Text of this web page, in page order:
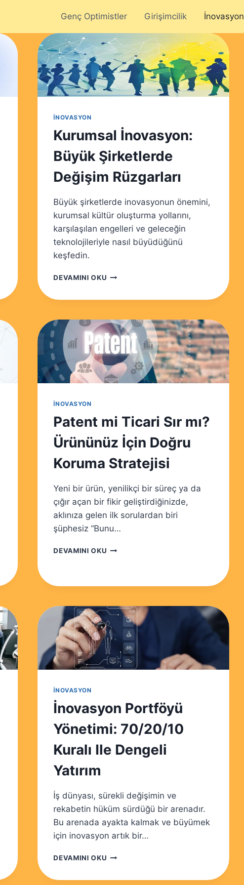
Genç Optimistler Girişimcilik İnovasyon
İNOVASYON
Kurumsal İnovasyon:
Büyük Şirketlerde
Değişim Rüzgarları
Büyük şirketlerde inovasyonun önemini,
kurumsal kültür oluşturma yollarını,
karşılaşılan engelleri ve geleceğin
teknolojileriyle nasıl büyüdüğünü
keşfedin.
DEVAMINI OKU KURUMSAL
RÜZGARLARI
İNOVASYON
Patent mi Ticari Sır mı?
Ürününüz İçin Doğru
Koruma Stratejisi
Yeni bir ürün, yenilikçi bir süreç ya da
çığır açan bir fikir geliştirdiğinizde,
aklınıza gelen ilk sorulardan biri
şüphesiz “Bunu…
DEVAMINI OKU PATENT
İÇIN
DOĞRU
KORUMA
STRATEJISI
İNOVASYON
İnovasyon Portföyü
Yönetimi: 70/20/10
Kuralı Ile Dengeli
Yatırım
İş dünyası, sürekli değişimin ve
rekabetin hüküm sürdüğü bir arenadır.
Bu arenada ayakta kalmak ve büyümek
için inovasyon artık bir…
DEVAMINI OKU İNOVASYON